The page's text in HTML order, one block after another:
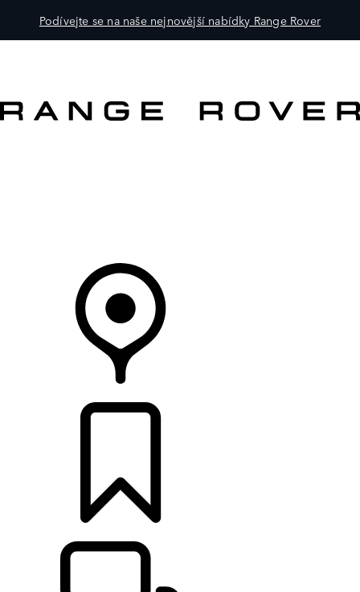
Podívejte se na naše nejnovější nabídky Range Rover